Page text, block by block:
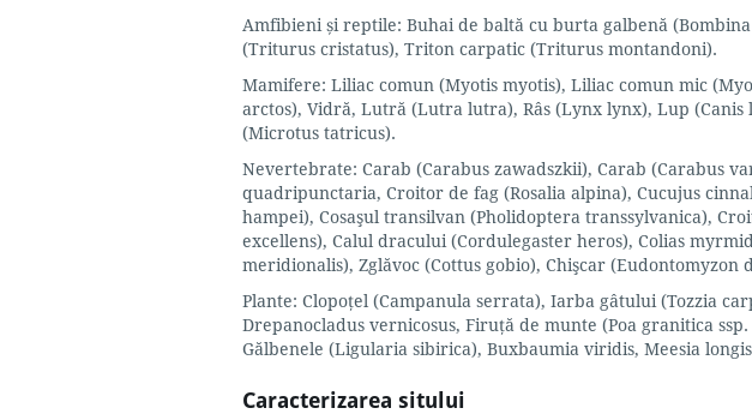
Amfibieni și reptile: Buhai de baltă cu burta galbenă
(Triturus cristatus), Triton carpatic (Triturus montandoni).
Mamifere: Liliac comun (Myotis myotis), Liliac comun mic
arctos), Vidră, Lutră (Lutra lutra), Râs (Lynx lynx), Lup (Canis
(Microtus tatricus).
Nevertebrate: Carab (Carabus zawadszkii), Carab (Carabus
quadripunctaria, Croitor de fag (Rosalia alpina), Cucujus
hampei), Cosaşul transilvan (Pholidoptera transsylvanica),
excellens), Calul dracului (Cordulegaster heros), Colias
meridionalis), Zglăvoc (Cottus gobio), Chişcar (Eudontomyzon
Plante: Clopoţel (Campanula serrata), Iarba gâtului (Tozzia
Drepanocladus vernicosus, Firuţă de munte (Poa granitica
Gălbenele (Ligularia sibirica), Buxbaumia viridis, Meesia
Caracterizarea sitului